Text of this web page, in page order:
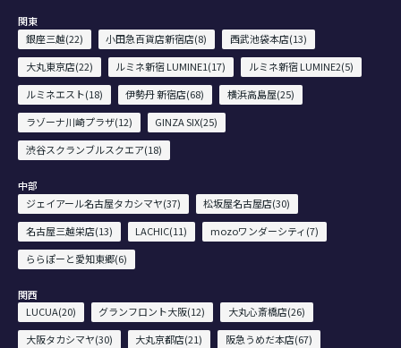
関東
銀座三越(22)
小田急百貨店新宿店(8)
西武池袋本店(13)
大丸東京店(22)
ルミネ新宿 LUMINE1(17)
ルミネ新宿 LUMINE2(5)
ルミネエスト(18)
伊勢丹 新宿店(68)
横浜高島屋(25)
ラゾーナ川崎プラザ(12)
GINZA SIX(25)
渋谷スクランブルスクエア(18)
中部
ジェイアール名古屋タカシマヤ(37)
松坂屋名古屋店(30)
名古屋三越栄店(13)
LACHIC(11)
mozoワンダーシティ(7)
ららぽーと愛知東郷(6)
関西
LUCUA(20)
グランフロント大阪(12)
大丸心斎橋店(26)
大阪タカシマヤ(30)
大丸京都店(21)
阪急うめだ本店(67)